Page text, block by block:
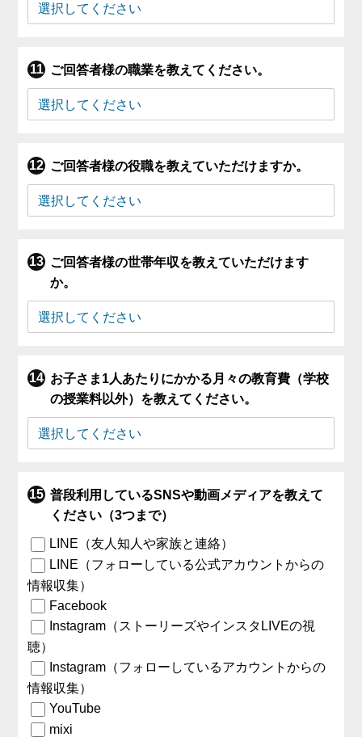
ご回答者様の職業を教えてください。
ご回答者様の役職を教えていただけますか。
ご回答者様の世帯年収を教えていただけます
か。
お子さま1人あたりにかかる月々の教育費（学校
の授業料以外）を教えてください。
普段利用しているSNSや動画メディアを教えて
ください（3つまで）
LINE（友人知人や家族と連絡）
LINE（フォローしている公式アカウントからの
情報収集）
Facebook
Instagram（ストーリーズやインスタLIVEの視
聴）
Instagram（フォローしているアカウントからの
情報収集）
YouTube
mixi